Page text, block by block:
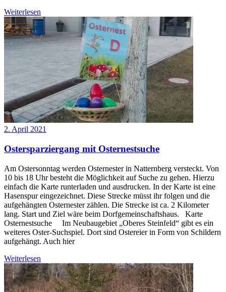
Weiterlesen
2. April 2021
Ostersparziergang mit Osternestsuche
Am Ostersonntag werden Osternester in Natternberg versteckt. Von
10 bis 18 Uhr besteht die Möglichkeit auf Suche zu gehen. Hierzu
einfach die Karte runterladen und ausdrucken. In der Karte ist eine
Hasenspur eingezeichnet. Diese Strecke müsst ihr folgen und die
aufgehängten Osternester zählen. Die Strecke ist ca. 2 Kilometer
lang. Start und Ziel wäre beim Dorfgemeinschaftshaus. Karte
Osternestsuche Im Neubaugebiet „Oberes Steinfeld“ gibt es ein
weiteres Oster-Suchspiel. Dort sind Ostereier in Form von Schildern
aufgehängt. Auch hier
Weiterlesen